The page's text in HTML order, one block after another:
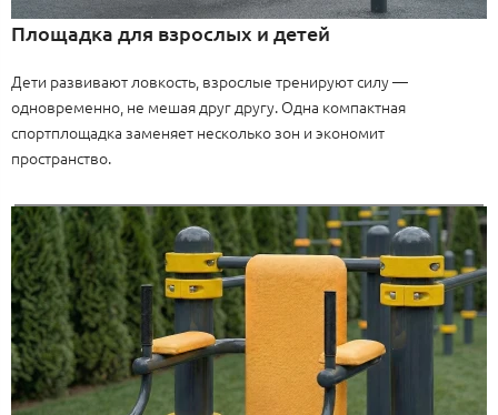
Площадка для взрослых и детей
Дети развивают ловкость, взрослые тренируют силу —
одновременно, не мешая друг другу. Одна компактная
спортплощадка заменяет несколько зон и экономит
пространство.